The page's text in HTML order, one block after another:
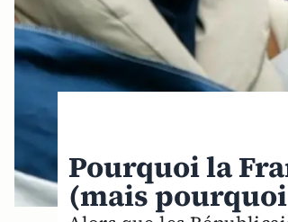
Pourquoi la
(mais pourquoi